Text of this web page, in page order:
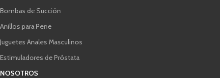
Bombas de Succión
Anillos para Pene
Juguetes Anales Masculinos
Estimuladores de Próstata
NOSOTROS